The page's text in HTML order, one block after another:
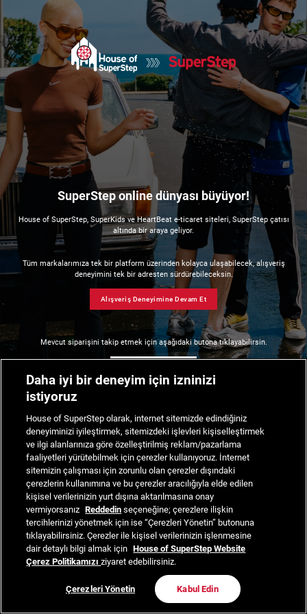
SuperStep online dünyası büyüyor!
House of SuperStep, SuperKids ve HeartBeat e-ticaret siteleri, SuperStep çatısı
altında bir araya geliyor.
Tüm markalarımıza tek bir platform üzerinden kolayca ulaşabilecek, alışveriş
deneyimini tek bir adresten sürdürebileceksin.
Alışveriş Deneyimine Devam Et
Mevcut siparişini takip etmek için aşağıdaki butona tıklayabilirsin.
Daha iyi bir deneyim için izninizi
istiyoruz
House of SuperStep olarak, internet sitemizde edindiğiniz
deneyiminizi iyileştirmek, sitemizdeki işlevleri kişiselleştirmek
ve ilgi alanlarınıza göre özelleştirilmiş reklam/pazarlama
faaliyetleri yürütebilmek için çerezler kullanıyoruz. İnternet
sitemizin çalışması için zorunlu olan çerezler dışındaki
çerezlerin kullanımına ve bu çerezler aracılığıyla elde edilen
kişisel verilerinizin yurt dışına aktarılmasına onay
vermiyorsanız Reddedin seçeneğine; çerezlere ilişkin
tercihlerinizi yönetmek için ise “Çerezleri Yönetin” butonuna
tıklayabilirsiniz. Çerezler ile kişisel verilerinizin işlenmesine
dair detaylı bilgi almak için House of SuperStep Website
Çerez Politikamızıziyaret edebilirsiniz.
Çerezleri Yönetin Kabul Edin